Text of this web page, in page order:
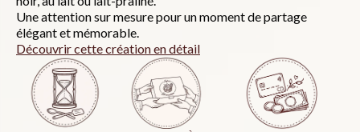
Une attention sur mesure pour un moment de partage
élégant et mémorable.
Découvrir cette création en détail